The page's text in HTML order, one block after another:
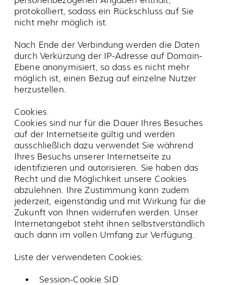
Disclaimer Externer Links
Externe Links öffnen sich in einem neuen
Fenster. Durch diese Aufruf- und
automatische kurzzeitige Zwischenspeicherung
dieser "fremden Informationen", so dass wir
keine Verantwortung für den Datenschutz für
diese fremden Inhalte tragen. Durch externe
Links vermitteln wir ausschließlich den Zugang
zur Nutzung dieser Inhalte (§ 8 TMG): Wir sind
für diese Inhalte nicht verantwortlich, da wir
Informationen und die übermittelten
Informationen selbst ausgewählt oder verändert
haben.
Social Media Plugins
Aufgrund der derzeit noch unsicheren
Rechtslage haben wir uns entschieden auf
Social Media Plugins (wie die von Facebook,
Google+, LinkedIn, Twitter, Xing, etc.) vorerst zu
verzichten.
YouTube
Unsere Website nutzt Plugins der von Google
betriebenen Seite YouTube. Betreiber der Seiten
ist die YouTube, LLC, 901 Cherry Ave., San
Bruno, CA 94066, USA.
Wenn Sie eine unserer mit einem YouTube-
eine Verbindung zu den Servern von YouTube
haben.